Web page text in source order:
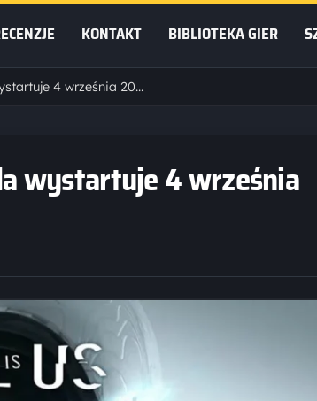
KONTAKT BIBLIOTEKA GIER
Hell is Us – tajemnicza przygoda wystartuje 4 września 2025
wystartuje 4 września